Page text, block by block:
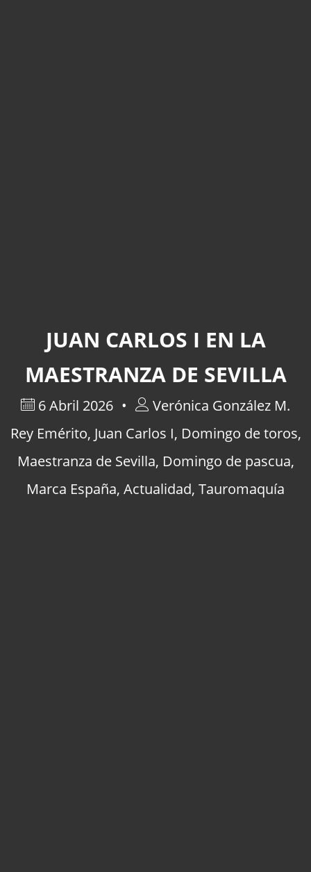
JUAN CARLOS I EN LA
MAESTRANZA DE SEVILLA
6 Abril 2026
Verónica González M.
Rey Emérito, Juan Carlos I, Domingo de toros,
Maestranza de Sevilla, Domingo de pascua,
Marca España, Actualidad, Tauromaquía